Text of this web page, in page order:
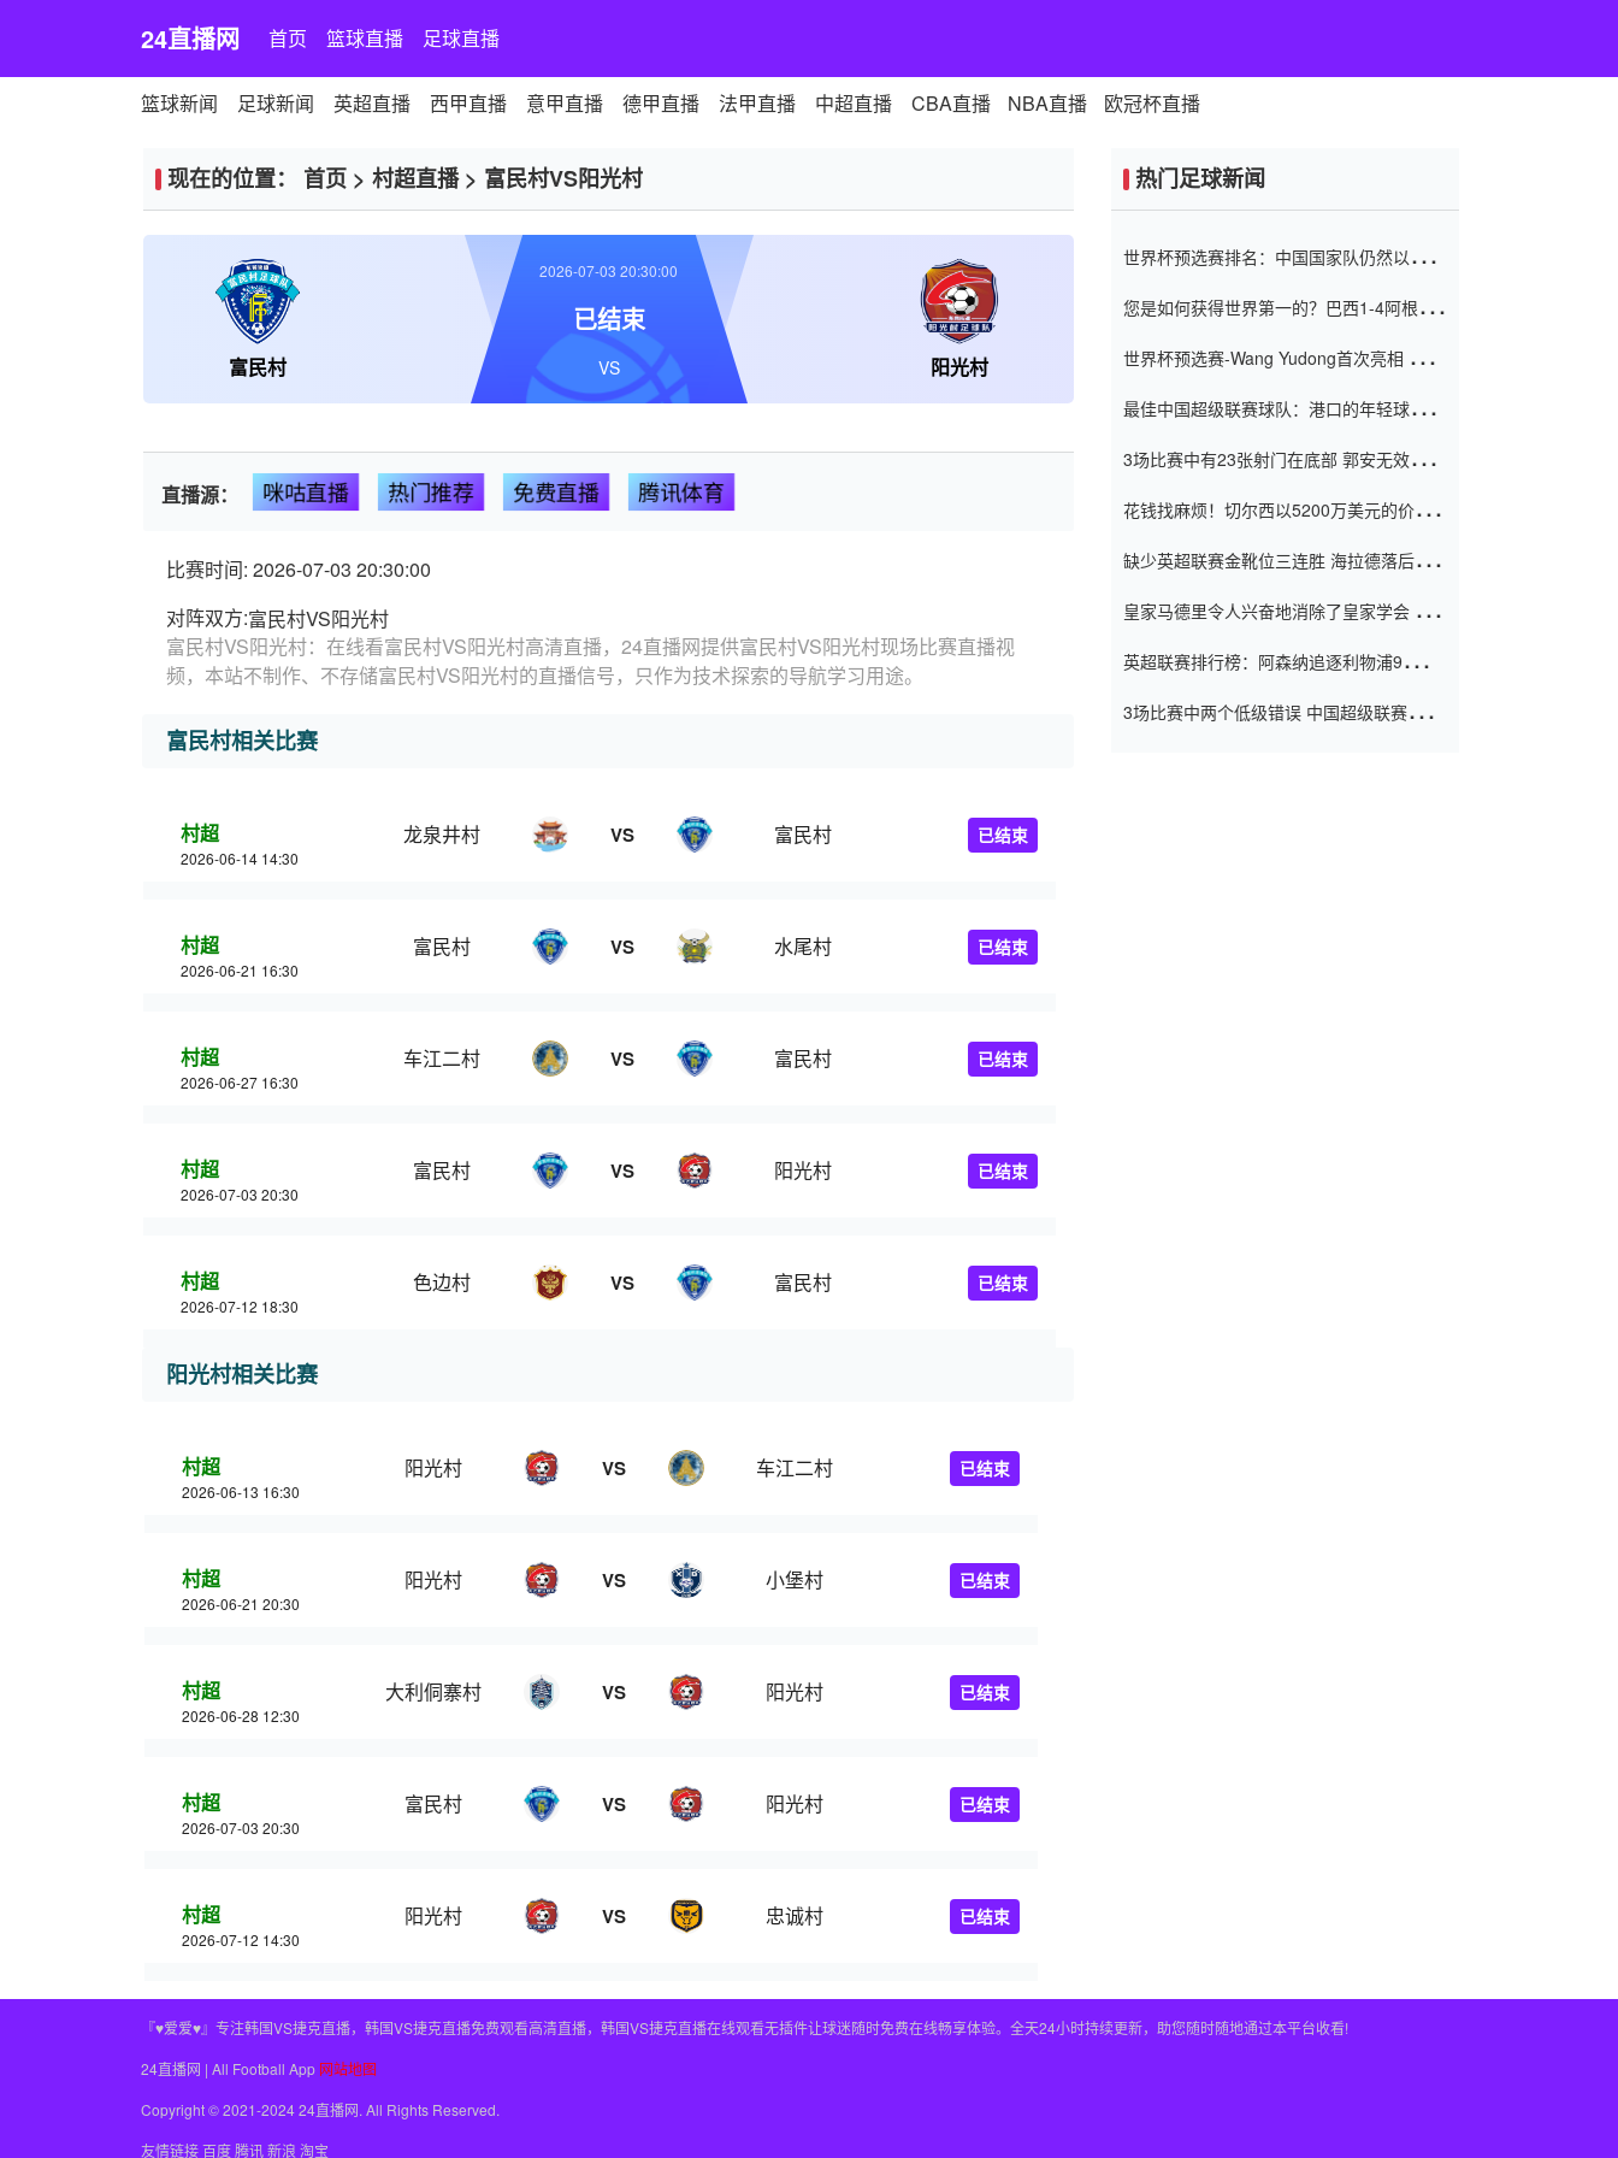
24直播网 首页 篮球直播 足球直播
篮球新闻 足球新闻 英超直播 西甲直播 意甲直播 德甲直播 法甲直播 中超直播 CBA直播 NBA直播 欧冠杯直播
现在的位置： 首页 > 村超直播> 富民村VS阳光村
富民村 阳光村
2026-07-03 20:30:00
已结束
VS
直播源： 咪咕直播 热门推荐 免费直播 腾讯体育
比赛时间: 2026-07-03 20:30:00
对阵双方:富民村VS阳光村
富民村VS阳光村：在线看富民村VS阳光村高清直播，24直播网提供富民村VS阳光村现场比赛直播视
频，本站不制作、不存储富民村VS阳光村的直播信号，只作为技术探索的导航学习用途。
富民村相关比赛
村超
2026-06-14 14:30
龙泉井村 VS 富民村 已结束
村超
2026-06-21 16:30
富民村 VS 水尾村 已结束
村超
2026-06-27 16:30
车江二村 VS 富民村 已结束
村超
2026-07-03 20:30
富民村 VS 阳光村 已结束
村超
2026-07-12 18:30
色边村 VS 富民村 已结束
阳光村相关比赛
村超
2026-06-13 16:30
阳光村 VS 车江二村 已结束
村超
2026-06-21 20:30
阳光村 VS 小堡村 已结束
村超
2026-06-28 12:30
大利侗寨村 VS 阳光村 已结束
村超
2026-07-03 20:30
富民村 VS 阳光村 已结束
村超
2026-07-12 14:30
阳光村 VS 忠诚村 已结束
热门足球新闻
世界杯预选赛排名：中国国家队仍然以6分
您是如何获得世界第一的？巴西1-4阿根
世界杯预选赛-Wang Yudong首次亮相 中国
最佳中国超级联赛球队：港口的年轻球员在
（Taishan）
3场比赛中有23张射门在底部 郭安无效传球
花钱找麻烦！切尔西以5200万美元的价格
窗口
缺少英超联赛金靴位三连胜 海拉德落后6球
皇家马德里令人兴奋地消除了皇家学会 安
英超联赛排行榜：阿森纳追逐利物浦9分 曼
3场比赛中两个低级错误 中国超级联赛的前
『♥爱爱♥』专注韩国VS捷克直播，韩国VS捷克直播免费观看高清直播，韩国VS捷克直播在线观看无插件让球迷随时免费在线畅享体验。全天24小时持续更新，助您随时随地通过本平台收看!
24直播网 | All Football App 网站地图
Copyright © 2021-2024 24直播网. All Rights Reserved.
友情链接百度腾讯新浪 淘宝